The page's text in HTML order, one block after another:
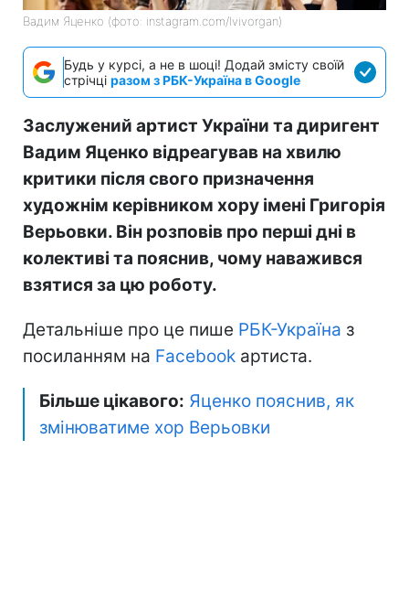
Вадим Яценко (фото: instagram.com/lvivorgan)
Будь у курсі, а не в шоці! Додай змісту своїй
стрічці разом з РБК-Україна в Google
Заслужений артист України та диригент
Вадим Яценко відреагував на хвилю
критики після свого призначення
художнім керівником хору імені Григорія
Верьовки. Він розповів про перші дні в
колективі та пояснив, чому наважився
взятися за цю роботу.
Детальніше про це пише РБК-Україна з
посиланням на Facebook артиста.
Більше цікавого: Яценко пояснив, як
змінюватиме хор Верьовки